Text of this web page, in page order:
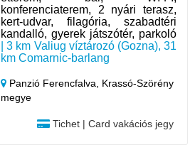
konferenciaterem, 2 nyári terasz,
kert-udvar, filagória, szabadtéri
kandalló, gyerek játszótér, parkoló
| 3 km Valiug víztározó (Gozna), 31
km Comarnic-barlang
Panzió Ferencfalva, Krassó-Szörény
megye
Tichet | Card vakációs jegy